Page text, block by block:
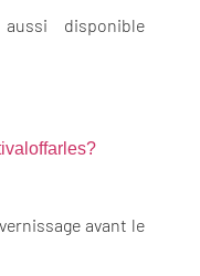
disponible
avant le